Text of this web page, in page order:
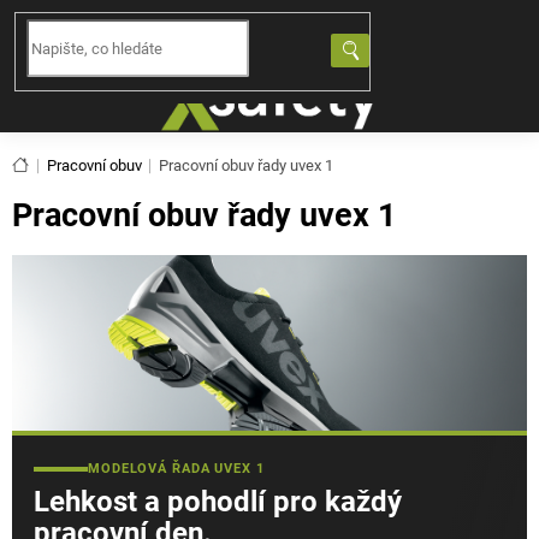
Přejít
obsah
Domů
Pracovní obuv Pracovní obuv řady uvex 1
Pracovní obuv řady uvex 1
MODELOVÁ ŘADA UVEX 1
Lehkost a pohodlí pro každý